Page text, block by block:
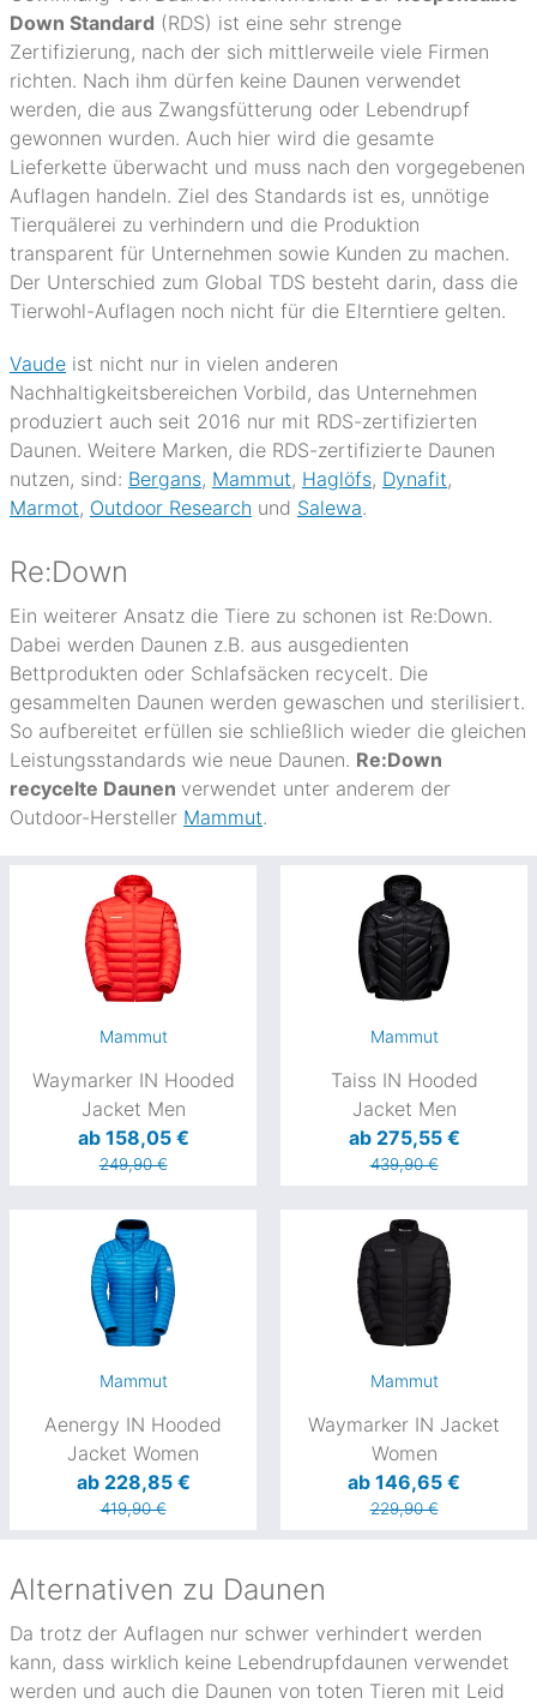
Down Standard (RDS) ist eine sehr strenge
Zertifizierung, nach der sich mittlerweile viele Firmen
richten. Nach ihm dürfen keine Daunen verwendet
werden, die aus Zwangsfütterung oder Lebendrupf
gewonnen wurden. Auch hier wird die gesamte
Lieferkette überwacht und muss nach den vorgegebenen
Auflagen handeln. Ziel des Standards ist es, unnötige
Tierquälerei zu verhindern und die Produktion
transparent für Unternehmen sowie Kunden zu machen.
Der Unterschied zum Global TDS besteht darin, dass die
Tierwohl-Auflagen noch nicht für die Elterntiere gelten.
Vaude ist nicht nur in vielen anderen
Nachhaltigkeitsbereichen Vorbild, das Unternehmen
produziert auch seit 2016 nur mit RDS-zertifizierten
Daunen. Weitere Marken, die RDS-zertifizierte Daunen
nutzen, sind: Bergans, Mammut, Haglöfs, Dynafit,
Marmot, Outdoor Research und Salewa.
Re:Down
Ein weiterer Ansatz die Tiere zu schonen ist Re:Down.
Dabei werden Daunen z.B. aus ausgedienten
Bettprodukten oder Schlafsäcken recycelt. Die
gesammelten Daunen werden gewaschen und sterilisiert.
So aufbereitet erfüllen sie schließlich wieder die gleichen
Leistungsstandards wie neue Daunen. Re:Down
recycelte Daunen verwendet unter anderem der
Outdoor-Hersteller Mammut.
Mammut
Waymarker IN Hooded
Jacket Men
ab 158,05 €
249,90 €
Mammut
Taiss IN Hooded
Jacket Men
ab 275,55 €
439,90 €
Mammut
Aenergy IN Hooded
Jacket Women
ab 228,85 €
419,90 €
Mammut
Waymarker IN Jacket
Women
ab 146,65 €
229,90 €
Alternativen zu Daunen
Da trotz der Auflagen nur schwer verhindert werden
kann, dass wirklich keine Lebendrupfdaunen verwendet
werden und auch die Daunen von toten Tieren mit Leid